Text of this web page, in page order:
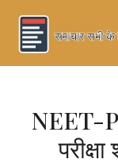
NEET-